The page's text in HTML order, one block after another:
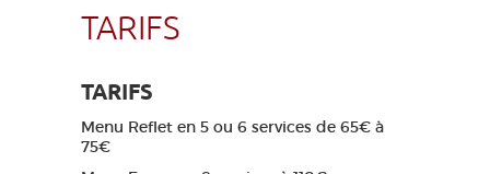
TARIFS
TARIFS
Menu Reflet en 5 ou 6 services de 65€ à
75€